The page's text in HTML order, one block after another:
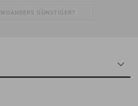
WOANDERS GÜNSTIGER?